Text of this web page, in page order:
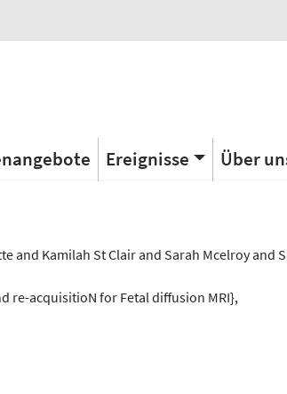
Ereignisse Über
and Kamilah St Clair and Sarah Mcelroy and
re-acquisitioN for Fetal diffusion MRI},